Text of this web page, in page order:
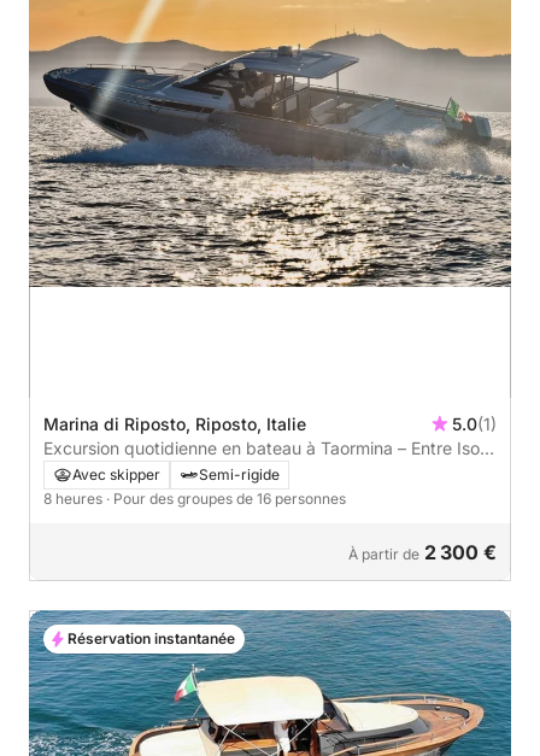
Marina di Riposto, Riposto, Italie 5.0(1)
Excursion quotidienne en bateau à Taormina – Entre Isola
Bella et Sant'Alessio
Avec skipper
Semi-rigide
8 heures · Pour des groupes de 16 personnes
À partir de 2 300 €
Réservation instantanée